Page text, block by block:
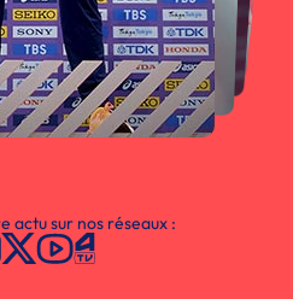
actu sur nos réseaux :